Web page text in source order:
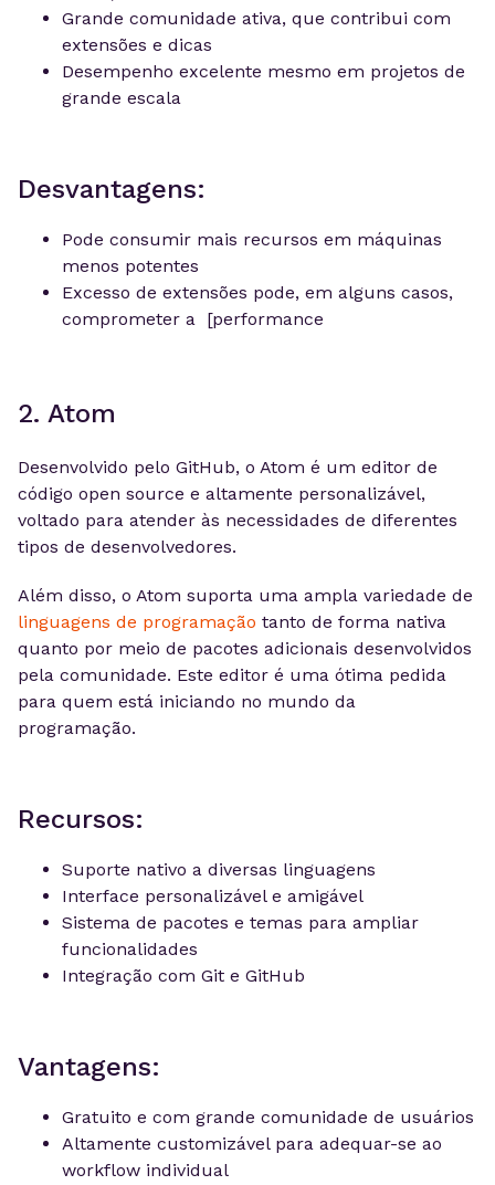
Grande comunidade ativa, que contribui com
extensões e dicas
Desempenho excelente mesmo em projetos de
grande escala
Desvantagens:
Pode consumir mais recursos em máquinas
menos potentes
Excesso de extensões pode, em alguns casos,
comprometer a [performance
2. Atom
Desenvolvido pelo GitHub, o Atom é um editor de
código open source e altamente personalizável,
voltado para atender às necessidades de diferentes
tipos de desenvolvedores.
Além disso, o Atom suporta uma ampla variedade de
linguagens de programação tanto de forma nativa
quanto por meio de pacotes adicionais desenvolvidos
pela comunidade. Este editor é uma ótima pedida
para quem está iniciando no mundo da
programação.
Recursos:
Suporte nativo a diversas linguagens
Interface personalizável e amigável
Sistema de pacotes e temas para ampliar
funcionalidades
Integração com Git e GitHub
Vantagens:
Gratuito e com grande comunidade de usuários
Altamente customizável para adequar-se ao
workflow individual